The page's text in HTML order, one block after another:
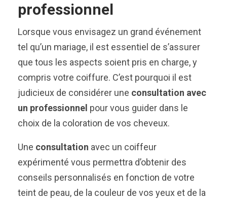
professionnel
Lorsque vous envisagez un grand événement
tel qu’un mariage, il est essentiel de s’assurer
que tous les aspects soient pris en charge, y
compris votre coiffure. C’est pourquoi il est
judicieux de considérer une consultation avec
un professionnel pour vous guider dans le
choix de la coloration de vos cheveux.
Une consultation avec un coiffeur
expérimenté vous permettra d’obtenir des
conseils personnalisés en fonction de votre
teint de peau, de la couleur de vos yeux et de la